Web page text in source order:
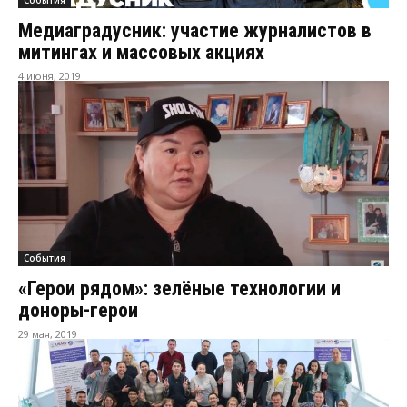
Медиаградусник: участие журналистов в
митингах и массовых акциях
4 июня, 2019
События
«Герои рядом»: зелёные технологии и
доноры-герои
29 мая, 2019